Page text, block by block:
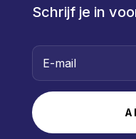
Schrijf je in